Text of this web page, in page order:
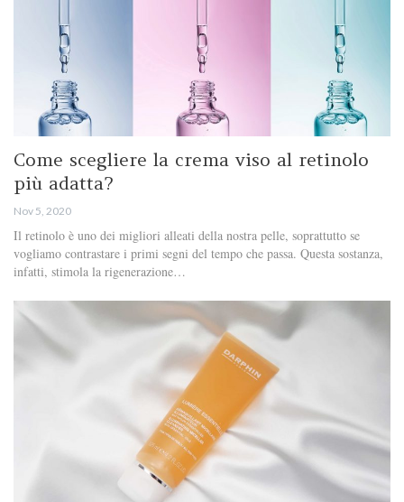
Come scegliere la crema viso al retinolo
più adatta?
Nov 5, 2020
Il retinolo è uno dei migliori alleati della nostra pelle, soprattutto se
vogliamo contrastare i primi segni del tempo che passa. Questa sostanza,
infatti, stimola la rigenerazione…